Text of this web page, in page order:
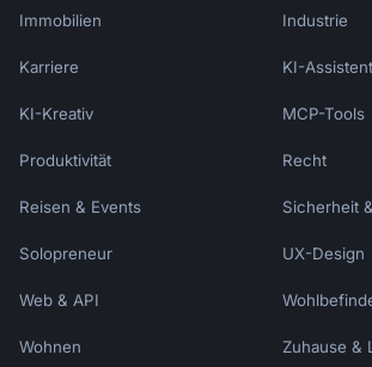
committed to ensuring this doesn't
Please let me know if there's
[Name]
Immobilien Industrie
Karriere KI-
KI-Kreativ MCP-Tools
Produktivität Recht
Reisen & Events Sicherheit
Solopreneur UX-Design
Web & API
Wohnen Zuhause &